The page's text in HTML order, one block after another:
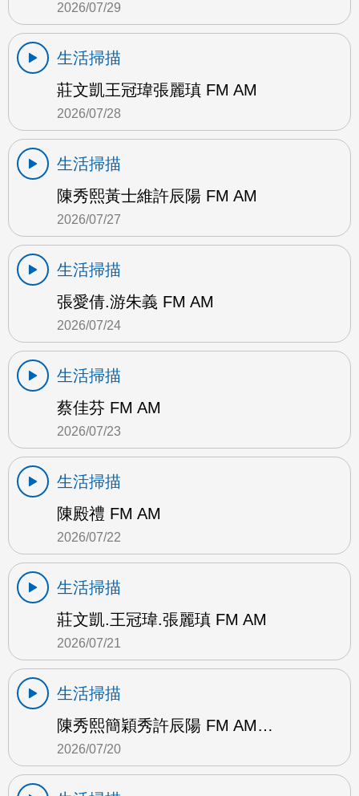
2026/07/29
生活掃描
莊文凱王冠瑋張麗瑱 FM AM
2026/07/28
生活掃描
陳秀熙黃士維許辰陽 FM AM
2026/07/27
生活掃描
張愛倩.游朱義 FM AM
2026/07/24
生活掃描
蔡佳芬 FM AM
2026/07/23
生活掃描
陳殿禮 FM AM
2026/07/22
生活掃描
莊文凱.王冠瑋.張麗瑱 FM AM
2026/07/21
生活掃描
陳秀熙簡穎秀許辰陽 FM AM…
2026/07/20